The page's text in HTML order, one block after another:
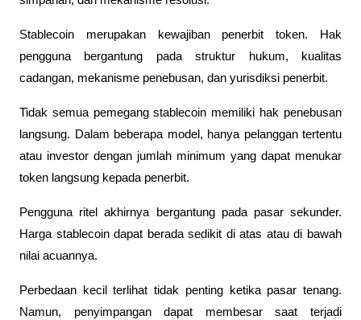
Stablecoin merupakan kewajiban penerbit token. Hak
pengguna bergantung pada struktur hukum, kualitas
cadangan, mekanisme penebusan, dan yurisdiksi penerbit.
Tidak semua pemegang stablecoin memiliki hak penebusan
langsung. Dalam beberapa model, hanya pelanggan tertentu
atau investor dengan jumlah minimum yang dapat menukar
token langsung kepada penerbit.
Pengguna ritel akhirnya bergantung pada pasar sekunder.
Harga stablecoin dapat berada sedikit di atas atau di bawah
nilai acuannya.
Perbedaan kecil terlihat tidak penting ketika pasar tenang.
Namun, penyimpangan dapat membesar saat terjadi